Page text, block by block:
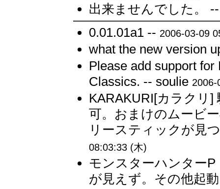
出来ませんでした。
0.01.01a1 -- 2006-03-09
what the new version
Please add support
Classics. -- soulie 2006-
KARAKURI[カラクリ
可。おまけのムービ
リースティックが見
08:03:33 (木)
モンスターハンター
が見えず。その他起